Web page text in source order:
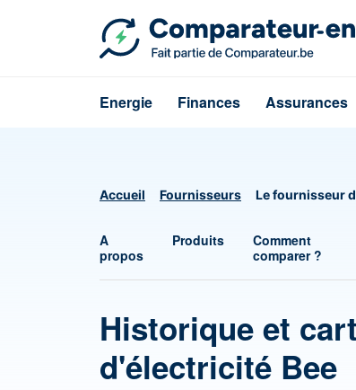
Energie Finances Assurances
Accueil Fournisseurs Le fournisseur
A
propos
Produits
Comment
comparer ?
Historique et
d'électricité Bee